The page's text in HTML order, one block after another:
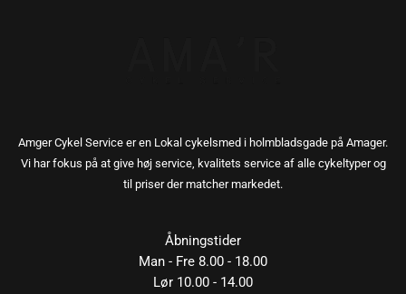
Amger Cykel Service er en Lokal cykelsmed i holmbladsgade på Amager.
Vi har fokus på at give høj service, kvalitets service af alle cykeltyper og
til priser der matcher markedet.
Åbningstider
Man - Fre 8.00 - 18.00
Lør 10.00 - 14.00